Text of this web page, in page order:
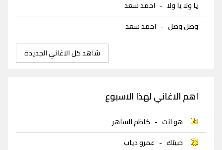
يا ولا يا ولا - احمد سعد
وصل وصل - احمد سعد
شاهد كل الاغاني الجديدة
اهم الاغاني لهذا الاسبوع
هو انت - كاظم الساهر
حبيتك - عمرو دياب